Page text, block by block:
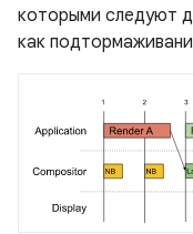
которыми следуют
как